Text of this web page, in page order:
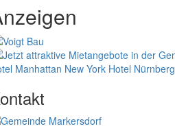
Manhattan New York Hotel Nürnberg